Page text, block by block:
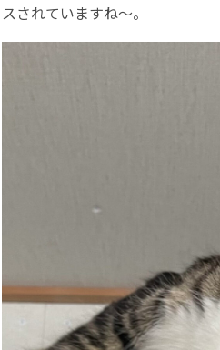
スされていますね〜。